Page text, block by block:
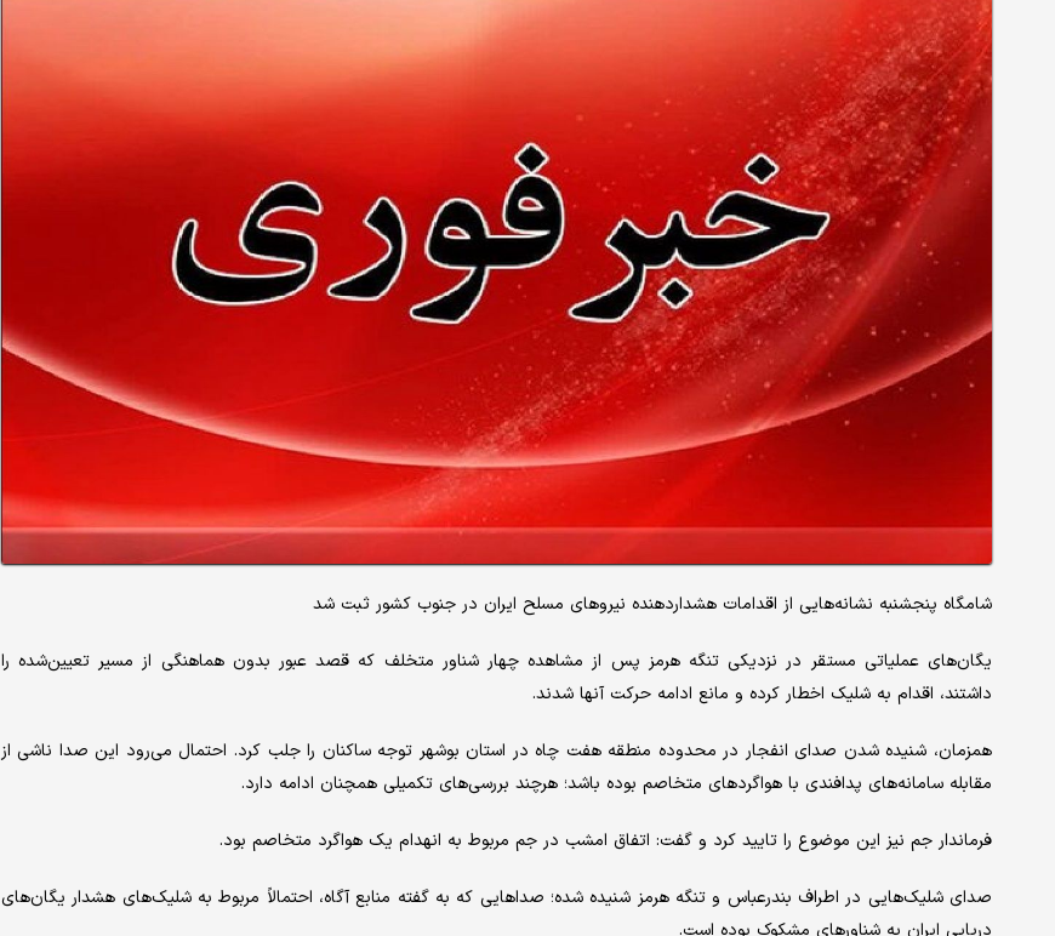
شامگاه پنجشنبه نشانه‌هایی از اقدامات هشداردهنده نیروهای مسلح ایران در جنوب کشور ثبت شد
یگان‌های عملیاتی مستقر در نزدیکی تنگه هرمز پس از مشاهده چهار شناور متخلف که قصد عبور بدون هماهنگی از مسیر تعیین‌شده را
داشتند، اقدام به شلیک اخطار کرده و مانع ادامه حرکت آنها شدند.
همزمان، شنیده شدن صدای انفجار در محدوده منطقه هفت چاه در استان بوشهر توجه ساکنان را جلب کرد. احتمال می‌رود این صدا ناشی از
مقابله سامانه‌های پدافندی با هواگردهای متخاصم بوده باشد؛ هرچند بررسی‌های تکمیلی همچنان ادامه دارد.
فرماندار جم نیز این موضوع را تایید کرد و گفت: اتفاق امشب در جم مربوط به انهدام یک هواگرد متخاصم بود.
صدای شلیک‌هایی در اطراف بندرعباس و تنگه هرمز شنیده شده؛ صداهایی که به گفته منابع آگاه، احتمالاً مربوط به شلیک‌های هشدار یگان‌های
دریایی ایران به شناورهای مشکوک بوده است.